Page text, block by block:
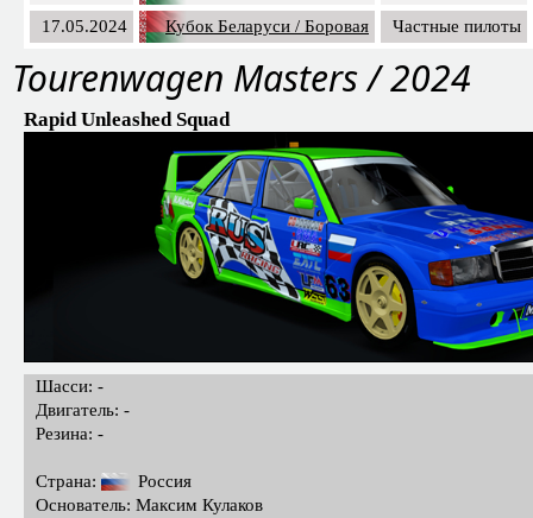
17.05.2024 Кубок Беларуси / Боровая Частные пилоты
Tourenwagen Masters / 2024
Rapid Unleashed Squad
Шасси: -
Двигатель: -
Резина: -
Страна:
Россия
Основатель: Максим Кулаков